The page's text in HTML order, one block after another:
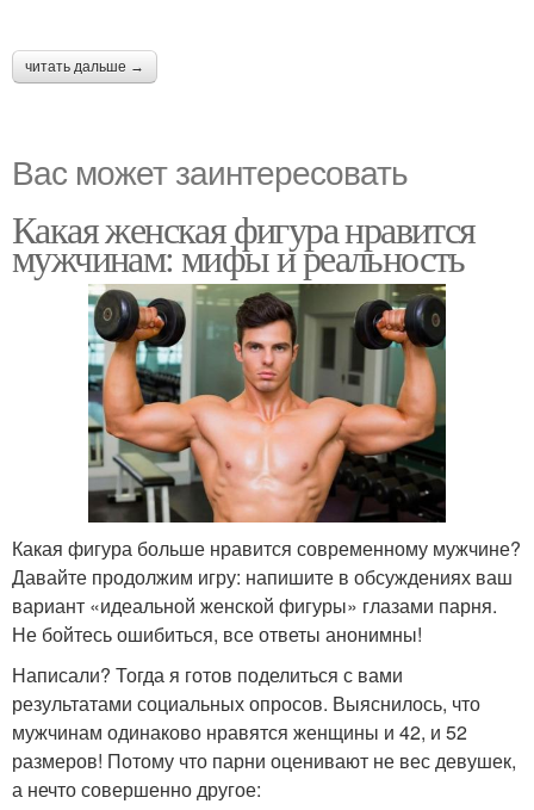
читать дальше →
Вас может заинтересовать
Какая женская фигура нравится
мужчинам: мифы и реальность
Какая фигура больше нравится современному мужчине?
Давайте продолжим игру: напишите в обсуждениях ваш
вариант «идеальной женской фигуры» глазами парня.
Не бойтесь ошибиться, все ответы анонимны!
Написали? Тогда я готов поделиться с вами
результатами социальных опросов. Выяснилось, что
мужчинам одинаково нравятся женщины и 42, и 52
размеров! Потому что парни оценивают не вес девушек,
а нечто совершенно другое: